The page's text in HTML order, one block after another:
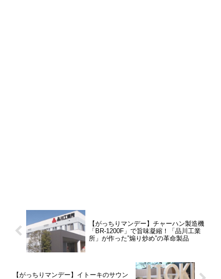
【がっちりマンデー】チャーハン製造機
「BR-1200F」で旨味凝縮！「品川工業
所」が作った”煽り炒め”の革命製品
【がっちりマンデー】イトーキのサウン